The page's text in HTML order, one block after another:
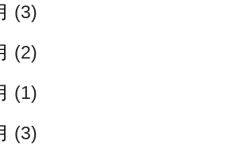
(3)
(2)
(1)
(3)